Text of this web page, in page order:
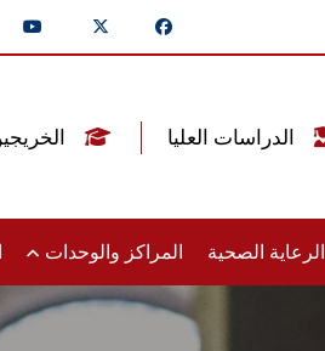
الرعاية الصحية المراكز والوحدات